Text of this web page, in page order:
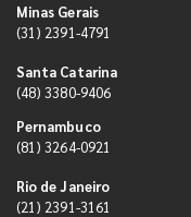
Minas Gerais
(31) 2391-4791
Santa Catarina
(48) 3380-9406
Pernambuco
(81) 3264-0921
Rio de Janeiro
(21) 2391-3161